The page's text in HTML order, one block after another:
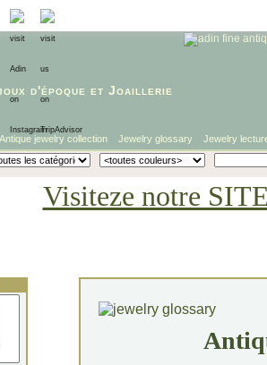
d'époque et Joaillerie
Antique jewelry collection Jewelry glossary Jewelry
Visiteze notre